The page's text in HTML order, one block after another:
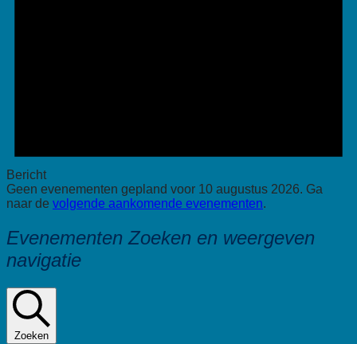
Bericht
Geen evenementen gepland voor 10 augustus 2026. Ga
naar de volgende aankomende evenementen.
Evenementen Zoeken en weergeven
navigatie
Zoeken